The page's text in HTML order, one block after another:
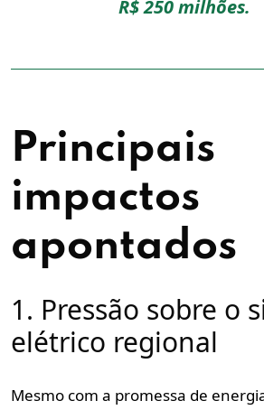
R$ 250 milhões.
Principais
impactos
apontados
1. Pressão sobre o
elétrico regional
Mesmo com a promessa de